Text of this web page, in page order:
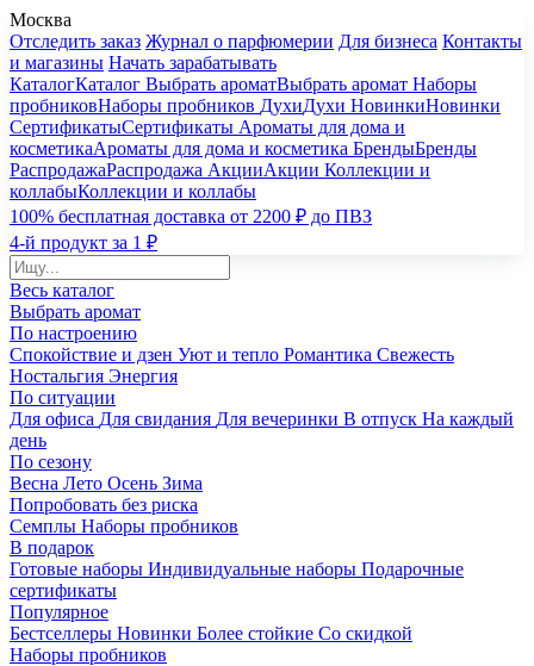
Москва
Отследить заказ Журнал о парфюмерии Для бизнеса Контакты
и магазины Начать зарабатывать
КаталогКаталог Выбрать ароматВыбрать аромат Наборы
пробниковНаборы пробников ДухиДухи НовинкиНовинки
СертификатыСертификаты Ароматы для дома и
косметикаАроматы для дома и косметика БрендыБренды
РаспродажаРаспродажа АкцииАкции Коллекции и
коллабыКоллекции и коллабы
100% бесплатная доставка от 2200 ₽ до ПВЗ
4-й продукт за 1 ₽
Весь каталог
Выбрать аромат
По настроению
Спокойствие и дзен Уют и тепло Романтика Свежесть
Ностальгия Энергия
По ситуации
Для офиса Для свидания Для вечеринки В отпуск На каждый
день
По сезону
Весна Лето Осень Зима
Попробовать без риска
Семплы Наборы пробников
В подарок
Готовые наборы Индивидуальные наборы Подарочные
сертификаты
Популярное
Бестселлеры Новинки Более стойкие Со скидкой
Наборы пробников